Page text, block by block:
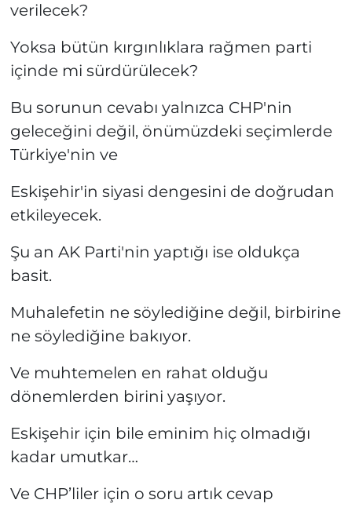
verilecek?
Yoksa bütün kırgınlıklara rağmen parti
içinde mi sürdürülecek?
Bu sorunun cevabı yalnızca CHP'nin
geleceğini değil, önümüzdeki seçimlerde
Türkiye'nin ve
Eskişehir'in siyasi dengesini de doğrudan
etkileyecek.
Şu an AK Parti'nin yaptığı ise oldukça
basit.
Muhalefetin ne söylediğine değil, birbirine
ne söylediğine bakıyor.
Ve muhtemelen en rahat olduğu
dönemlerden birini yaşıyor.
Eskişehir için bile eminim hiç olmadığı
kadar umutkar…
Ve CHP’liler için o soru artık cevap